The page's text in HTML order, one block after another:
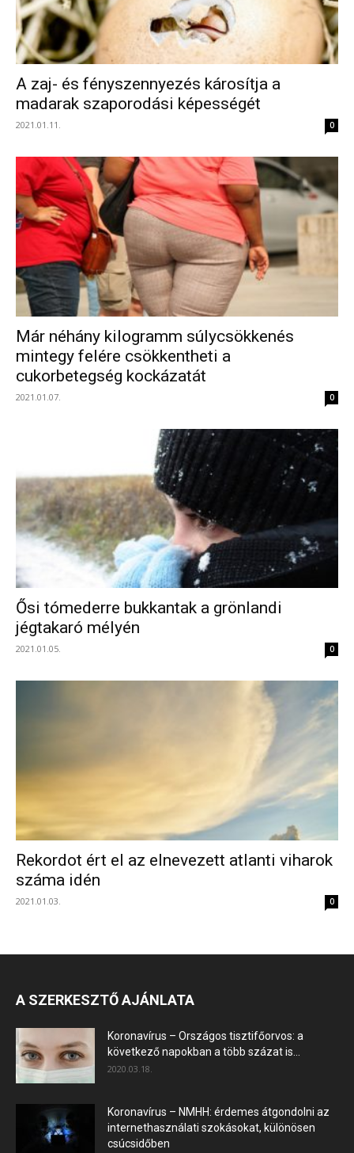
A zaj- és fényszennyezés károsítja a
madarak szaporodási képességét
2021.01.11. 0
Már néhány kilogramm súlycsökkenés
mintegy felére csökkentheti a
cukorbetegség kockázatát
2021.01.07. 0
Ősi tómederre bukkantak a grönlandi
jégtakaró mélyén
2021.01.05. 0
Rekordot ért el az elnevezett atlanti viharok
száma idén
2021.01.03. 0
A SZERKESZTŐ AJÁNLATA
Koronavírus – Országos tisztifőorvos: a
következő napokban a több százat is...
2020.03.18.
Koronavírus – NMHH: érdemes átgondolni az
internethasználati szokásokat, különösen
csúcsidőben